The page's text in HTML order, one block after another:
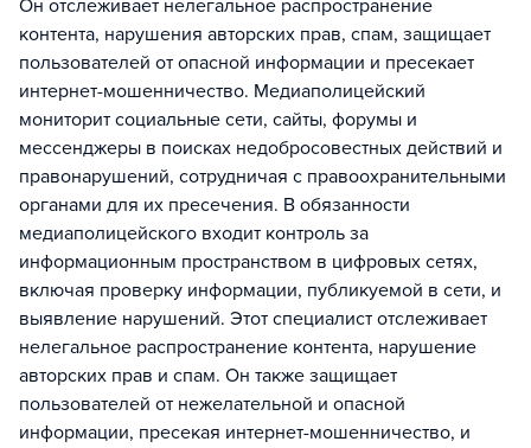
Он отслеживает нелегальное распространение
контента, нарушения авторских прав, спам, защищает
пользователей от опасной информации и пресекает
интернет-мошенничество. Медиаполицейский
мониторит социальные сети, сайты, форумы и
мессенджеры в поисках недобросовестных действий и
правонарушений, сотрудничая с правоохранительными
органами для их пресечения. В обязанности
медиаполицейского входит контроль за
информационным пространством в цифровых сетях,
включая проверку информации, публикуемой в сети, и
выявление нарушений. Этот специалист отслеживает
нелегальное распространение контента, нарушение
авторских прав и спам. Он также защищает
пользователей от нежелательной и опасной
информации, пресекая интернет-мошенничество, и